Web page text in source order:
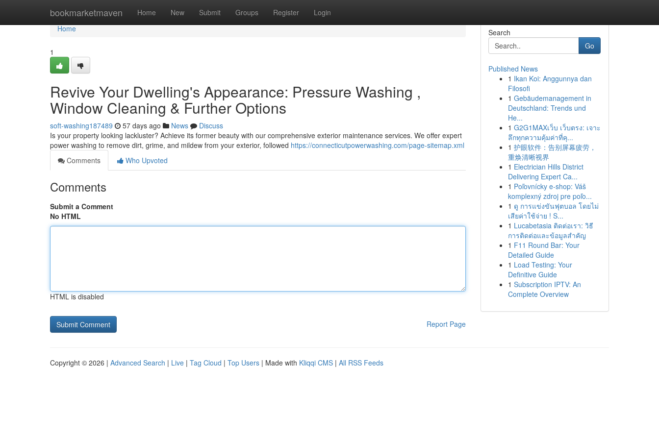
bookmarketmaven Home New Submit Groups Register Login
Home
Home
1
Revive Your Dwelling's Appearance: Pressure Washing ,
Window Cleaning & Further Options
soft-washing187489 57 days ago News
Discuss
Is your property looking lackluster? Achieve its former beauty with our comprehensive exterior maintenance services. We offer expert
power washing to remove dirt, grime, and mildew from your exterior, followed https://connecticutpowerwashing.com/page-sitemap.xml
Comments
Who Upvoted
Comments
Submit a Comment
No HTML
HTML is disabled
Report Page
Search
Go
Published News
1 Ikan Koi: Anggunnya dan
Filosofi
1 Gebäudemanagement in
Deutschland: Trends und
He...
1 G2G1MAXเว็บ เว็บตรง: เจาะ
ลึกทุกความคุ้มค่าที่คุ...
1 护眼软件：告别屏幕疲劳，
重焕清晰视界
1 Electrician Hills District
Delivering Expert Ca...
1 Poľovnícky e-shop: Váš
komplexný zdroj pre poľo...
1 ดู การแข่งขันฟุตบอล โดยไม่
เสียค่าใช้จ่าย ! S...
1 Lucabetasia ติดต่อเรา: วิธี
การติดต่อและข้อมูลสำคัญ
1 F11 Round Bar: Your
Detailed Guide
1 Load Testing: Your
Definitive Guide
1 Subscription IPTV: An
Complete Overview
Copyright © 2026 | Advanced Search | Live | Tag Cloud | Top Users | Made with Kliqqi CMS | All RSS Feeds